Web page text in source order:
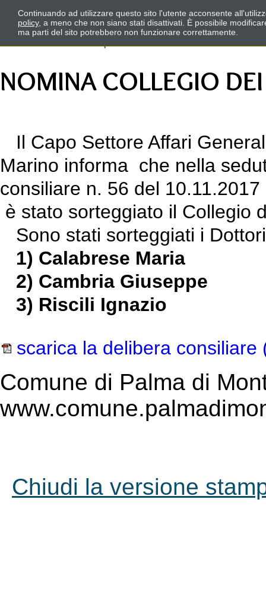
NOMINA COLLEGIO
Il Capo Settore Affari
Marino informa che nella
consiliare n. 56 del
è stato sorteggiato il Collegio
Sono stati sorteggiati i
1) Calabrese Maria
2) Cambria Giuseppe
3) Riscili Ignazio
scarica la delibera consiliare
Comune di Palma di
Chiudi la versione
Continuando ad utilizzare questo sito l'utente acconsente
policy, a meno che non siano stati disattivati. È possibile
ma parti del sito potrebbero non funzionare correttamente.